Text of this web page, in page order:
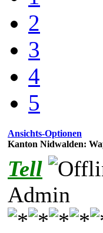
2
3
4
5
Ansichts-Optionen
Kanton Nidwalden:
Tell
Admin